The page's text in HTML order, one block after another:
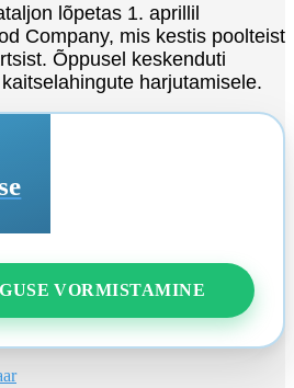
lõpetas 1. aprillil
Company, mis kestis poolteist
Õppusel keskenduti
harjutamisele.
VORMISTAMINE